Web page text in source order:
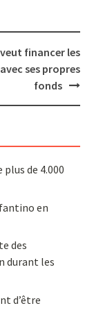
veut financer les
ses propres
fonds
plus de 4.000
en
des
durant les
d’être